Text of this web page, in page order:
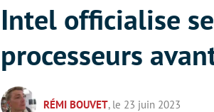
Intel officialise
processeurs
RÉMI BOUVET, le 23 juin 2023